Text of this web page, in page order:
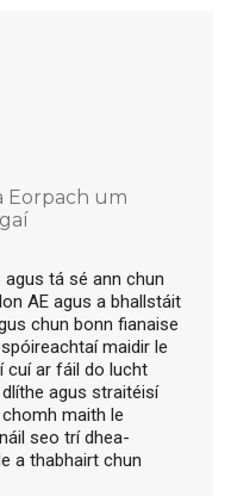
Eorpach um
agus tá sé ann chun
AE agus a bhallstáit
chun bonn fianaise
maidir le
cuí ar fáil do lucht
agus straitéisí
maith le
seo trí dhea-
a thabhairt chun